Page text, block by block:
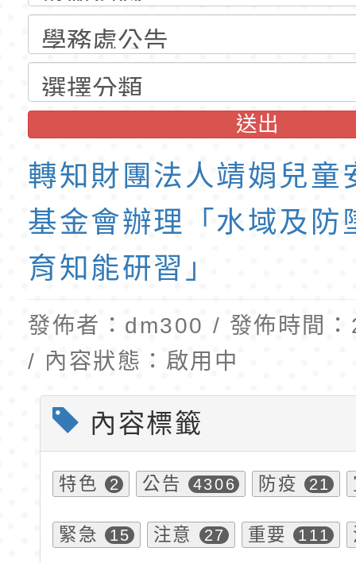
「115年食農教育專
訓練課程」，歡迎已
育專業人員資格者報
錄取公告-桃園市桃
民小學115學年度「
理人員」甄選
東門國小115學年度
梯特教代課教師甄選
公告(尚有缺額)
錄取公告-桃園市桃
民小學115學年度「
班教師助理員」甄選
東門國小115學年度
梯特教代理教師甄選
公告(尚有缺額)
送出
轉知財團法人靖娟兒童
基金會辦理「水域及防
育知能研習」
發佈者：dm300 / 發佈時間
/ 內容狀態：啟用中
內容標籤
特色 2 公告 4306 防疫 21
緊急 15 注意 27 重要 111